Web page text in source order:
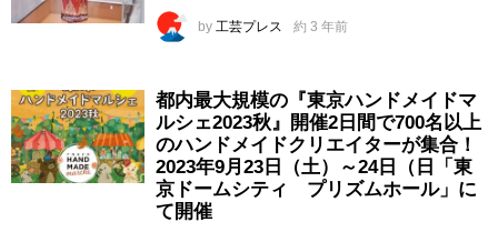
by 工芸プレス 約 3 年前
都内最大規模の『東京ハンドメイドマ
ルシェ2023秋』開催2日間で700名以上
のハンドメイドクリエイターが集合！
2023年9月23日（土）～24日（日「東
京ドームシティ プリズムホール」に
て開催